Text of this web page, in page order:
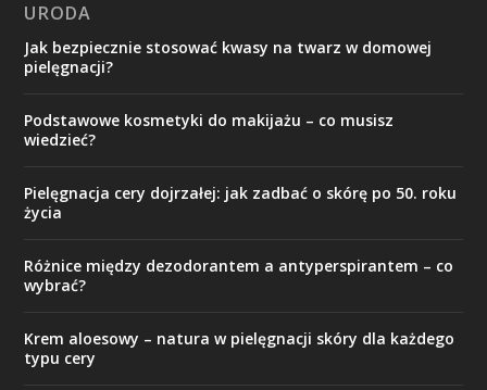
URODA
Jak bezpiecznie stosować kwasy na twarz w domowej
pielęgnacji?
Podstawowe kosmetyki do makijażu – co musisz
wiedzieć?
Pielęgnacja cery dojrzałej: jak zadbać o skórę po 50. roku
życia
Różnice między dezodorantem a antyperspirantem – co
wybrać?
Krem aloesowy – natura w pielęgnacji skóry dla każdego
typu cery